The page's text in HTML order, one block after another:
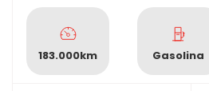
183.000km Gasolina